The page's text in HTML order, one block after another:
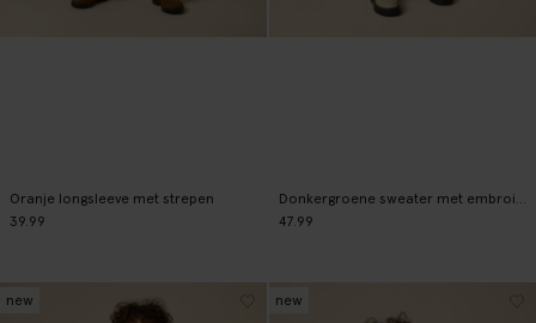
Oranje longsleeve met strepen
39.99
47.99
new new